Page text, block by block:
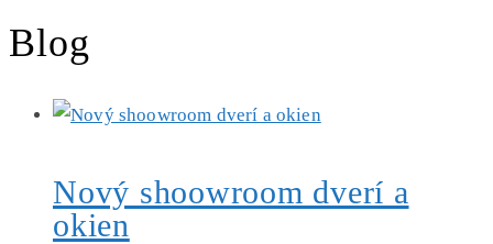
Blog
Nový shoowroom dverí a
okien